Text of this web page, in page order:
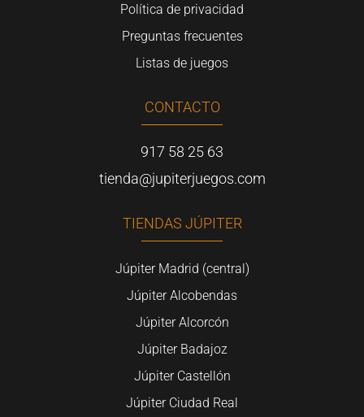
Política de privacidad
Preguntas frecuentes
Listas de juegos
CONTACTO
917 58 25 63
tienda@jupiterjuegos.com
TIENDAS JÚPITER
Júpiter Madrid (central)
Júpiter Alcobendas
Júpiter Alcorcón
Júpiter Badajoz
Júpiter Castellón
Júpiter Ciudad Real